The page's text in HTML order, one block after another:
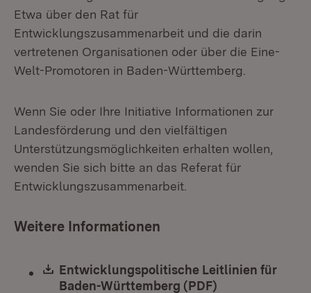
Etwa über den Rat für
Entwicklungszusammenarbeit und die darin
vertretenen Organisationen oder über die Eine-
Welt-Promotoren in Baden-Württemberg.
Wenn Sie oder Ihre Initiative Informationen zur
Landesförderung und den vielfältigen
Unterstützungsmöglichkeiten erhalten wollen,
wenden Sie sich bitte an das Referat für
Entwicklungszusammenarbeit.
Weitere Informationen
Download:
Entwicklungspolitische Leitlinien für
Baden-Württemberg (PDF)